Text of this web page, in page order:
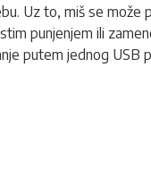
Uz to, miš se može
punjenjem ili
putem jednog USB